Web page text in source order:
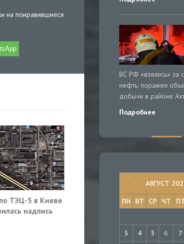
на понравившиеся
ТЭЦ-5 в Киеве
надпись
ВС РФ «взялись» за
нефть: поражен
добычи в районе
Подробнее
« АВГУСТ
ПН
ВТ СР ЧТ
3
4 5 6 7